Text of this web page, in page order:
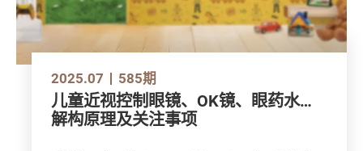
2025.07 585期
儿童近视控制眼镜、OK镜、眼药水…
解构原理及关注事项